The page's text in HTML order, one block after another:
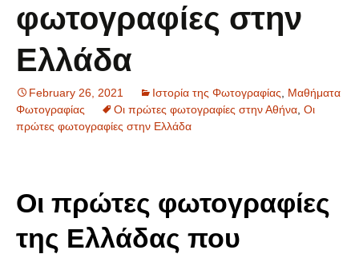
φωτογραφίες στην
Ελλάδα
February 26, 2021 Ιστορία της Φωτογραφίας
Μαθήματα
Φωτογραφίας
Οι πρώτες φωτογραφίες στην Αθήνα Οι
πρώτες φωτογραφίες στην Ελλάδα
Οι πρώτες φωτογραφίες
της Ελλάδας που